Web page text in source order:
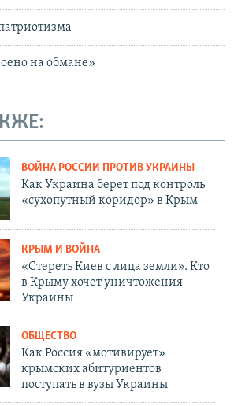
на обмане»
ВОЙНА РОССИИ ПРОТИВ УКРАИНЫ
Как Украина берет под контроль
«сухопутный коридор» в Крым
КРЫМ И ВОЙНА
«Стереть Киев с лица земли». Кто
в Крыму хочет уничтожения
Украины
ОБЩЕСТВО
Как Россия «мотивирует»
крымских абитуриентов
поступать в вузы Украины